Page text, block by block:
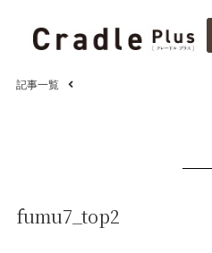
記事一覧
fumu7_top2